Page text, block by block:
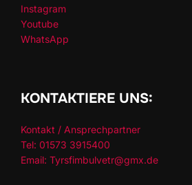
Instagram
Youtube
WhatsApp
KONTAKTIERE UNS:
Kontakt / Ansprechpartner
Tel: 01573 3915400
Email: Tyrsfimbulvetr@gmx.de